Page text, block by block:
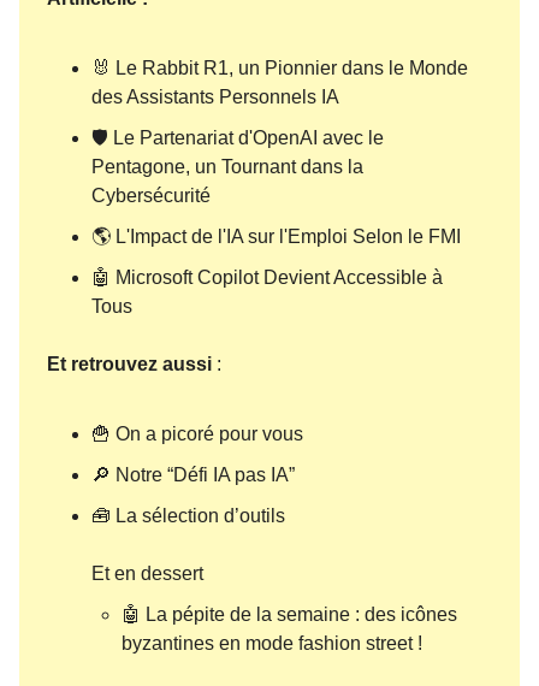
🐰 Le Rabbit R1, un Pionnier dans le Monde
des Assistants Personnels IA
🛡️ Le Partenariat d'OpenAI avec le
Pentagone, un Tournant dans la
Cybersécurité
🌎 L'Impact de l'IA sur l'Emploi Selon le FMI
🤖 Microsoft Copilot Devient Accessible à
Tous
Et retrouvez aussi :
🍟 On a picoré pour vous
🔎 Notre “Défi IA pas IA”
🧰 La sélection d’outils
Et en dessert
🤖 La pépite de la semaine : des icônes
byzantines en mode fashion street !